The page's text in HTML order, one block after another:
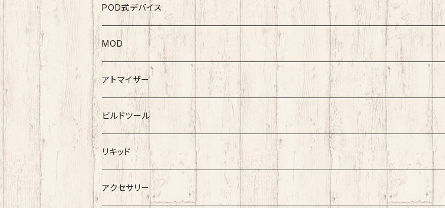
POD式デバイス
MOD
テクニカルMOD
メカニカルMOD
アトマイザー
RDA
BlackRose
RTA
ArcanaMods/PIPELINE
RDTA
ビルドツール
ワイヤー
コットン
リキッド
Vape Sapporoー道産子リキッドー
アクセサリー